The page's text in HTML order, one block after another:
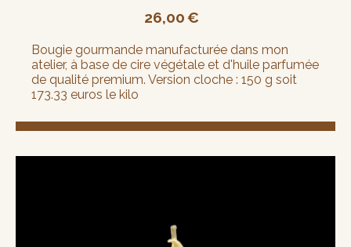
26,00€
Bougie gourmande manufacturée dans mon
atelier, à base de cire végétale et d'huile parfumée
de qualité premium. Version cloche : 150 g soit
173.33 euros le kilo